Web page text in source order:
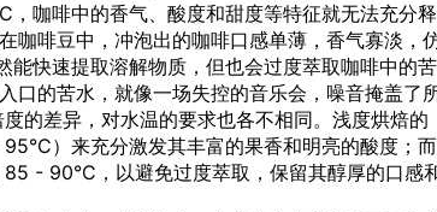
咖啡中的香气、酸度和甜度等特征就无法充分释
咖啡豆中，冲泡出的咖啡口感单薄，香气寡淡，
快速提取溶解物质，但也会过度萃取咖啡中的苦
口的苦水，就像一场失控的音乐会，噪音掩盖了
的差异，对水温的要求也各不相同。浅度烘焙的
）来充分激发其丰富的果香和明亮的酸度；而
- 90°C，以避免过度萃取，保留其醇厚的口感